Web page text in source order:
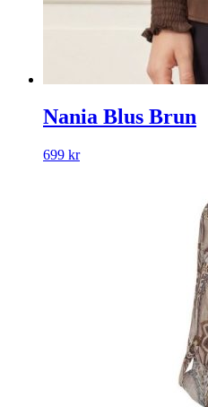
Nania Blus Brun
699 kr